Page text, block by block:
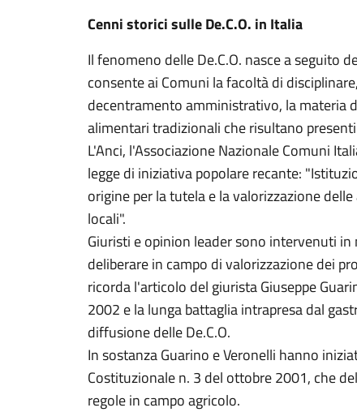
Cenni storici sulle De.C.O. in Italia
Il fenomeno delle De.C.O. nasce a seguito
consente ai Comuni la facoltà di
decentramento amministrativo, la materia
alimentari tradizionali che risultano
L'Anci, l'Associazione Nazionale Comuni
legge di iniziativa popolare recante:
origine per la tutela e la valorizzazione
locali".
Giuristi e opinion leader sono intervenuti
deliberare in campo di valorizzazione dei
ricorda l'articolo del giurista Giuseppe
2002 e la lunga battaglia intrapresa dal
diffusione delle De.C.O.
In sostanza Guarino e Veronelli hanno
Costituzionale n. 3 del ottobre 2001, che
regole in campo agricolo.